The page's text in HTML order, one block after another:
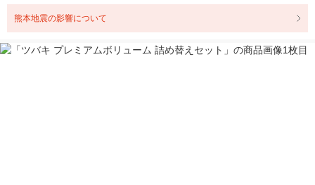
熊本地震の影響について